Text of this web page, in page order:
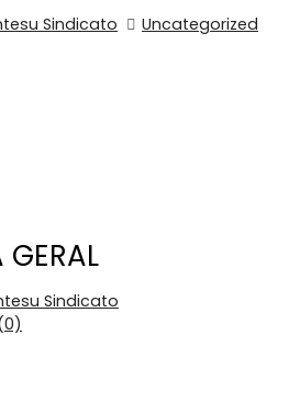
Sindicato
Uncategorized
GERAL
Sindicato